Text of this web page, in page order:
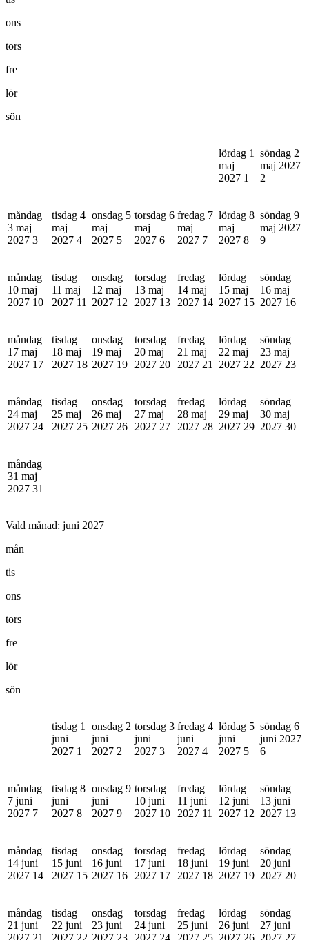
ons
tors
fre
lör
sön
lördag 1
maj
2027 1
söndag 2
maj 2027
2
måndag
3 maj
2027 3
tisdag 4
maj
2027 4
onsdag 5
maj
2027 5
torsdag 6
maj
2027 6
fredag 7
maj
2027 7
lördag 8
maj
2027 8
söndag 9
maj 2027
9
måndag
10 maj
2027 10
tisdag
11 maj
2027 11
onsdag
12 maj
2027 12
torsdag
13 maj
2027 13
fredag
14 maj
2027 14
lördag
15 maj
2027 15
söndag
16 maj
2027 16
måndag
17 maj
2027 17
tisdag
18 maj
2027 18
onsdag
19 maj
2027 19
torsdag
20 maj
2027 20
fredag
21 maj
2027 21
lördag
22 maj
2027 22
söndag
23 maj
2027 23
måndag
24 maj
2027 24
tisdag
25 maj
2027 25
onsdag
26 maj
2027 26
torsdag
27 maj
2027 27
fredag
28 maj
2027 28
lördag
29 maj
2027 29
söndag
30 maj
2027 30
måndag
31 maj
2027 31
Vald månad: juni 2027
mån
tis
ons
tors
fre
lör
sön
tisdag 1
juni
2027 1
onsdag 2
juni
2027 2
torsdag 3
juni
2027 3
fredag 4
juni
2027 4
lördag 5
juni
2027 5
söndag 6
juni 2027
6
måndag
7 juni
2027 7
tisdag 8
juni
2027 8
onsdag 9
juni
2027 9
torsdag
10 juni
2027 10
fredag
11 juni
2027 11
lördag
12 juni
2027 12
söndag
13 juni
2027 13
måndag
14 juni
2027 14
tisdag
15 juni
2027 15
onsdag
16 juni
2027 16
torsdag
17 juni
2027 17
fredag
18 juni
2027 18
lördag
19 juni
2027 19
söndag
20 juni
2027 20
måndag
21 juni
2027 21
tisdag
22 juni
2027 22
onsdag
23 juni
2027 23
torsdag
24 juni
2027 24
fredag
25 juni
2027 25
lördag
26 juni
2027 26
söndag
27 juni
2027 27